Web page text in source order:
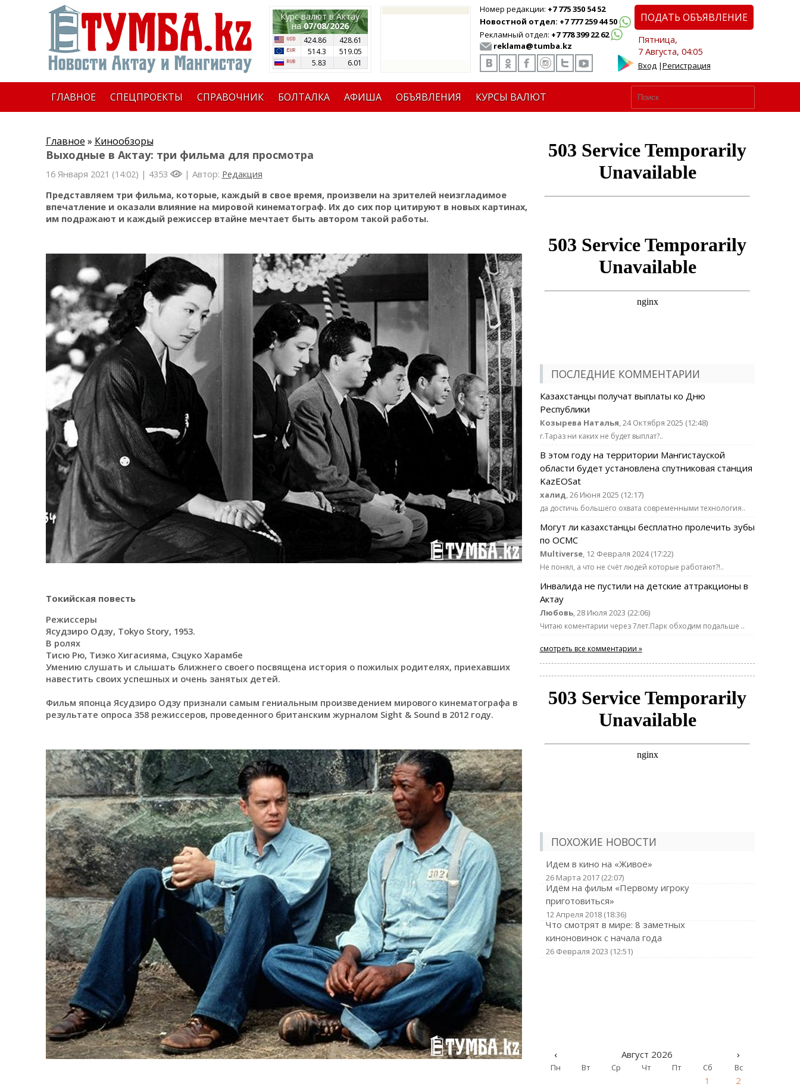
Курс валют в Актау
на07/08/2026
424.86
428.61
514.3
519.05
5.83
6.01
Номер редакции: +7 775 350 54 52
Новостной отдел: +7 777 259 44 50
Рекламный отдел: +7 778 399 22 62
reklama@tumba.kz
ПОДАТЬ ОБЪЯВЛЕНИЕ
Пятница,
7 Августа, 04:05
Вход|Регистрация
ГЛАВНОЕ СПЕЦПРОЕКТЫ СПРАВОЧНИК БОЛТАЛКА АФИША ОБЪЯВЛЕНИЯ КУРСЫ ВАЛЮТ
Главное » Кинообзоры
Выходные в Актау: три фильма для просмотра
16 Января 2021 (14:02) | 4353 | Автор: Редакция
Представляем три фильма, которые, каждый в свое время, произвели на зрителей неизгладимое
впечатление и оказали влияние на мировой кинематограф. Их до сих пор цитируют в новых картинах,
им подражают и каждый режиссер втайне мечтает быть автором такой работы.
Токийская повесть
Режиссеры
Ясудзиро Одзу, Tokyo Story, 1953.
В ролях
Тисю Рю, Тиэко Хигасияма, Сэцуко Харамбе
Умению слушать и слышать ближнего своего посвящена история о пожилых родителях, приехавших
навестить своих успешных и очень занятых детей.
Фильм японца Ясудзиро Одзу признали самым гениальным произведением мирового кинематографа в
результате опроса 358 режиссеров, проведенного британским журналом Sight & Sound в 2012 году.
ПОСЛЕДНИЕ КОММЕНТАРИИ
Казахстанцы получат выплаты ко Дню
Республики
Козырева Наталья, 24 Октября 2025 (12:48)
г.Тараз ни каких не будет выплат?..
В этом году на территории Мангистауской
области будет установлена спутниковая станция
KazEOSat
халид, 26 Июня 2025 (12:17)
да достичь большего охвата современными технология..
Могут ли казахстанцы бесплатно пролечить зубы
по ОСМС
Multiverse, 12 Февраля 2024 (17:22)
Не понял, а что не счёт людей которые работают?!..
Инвалида не пустили на детские аттракционы в
Актау
Любовь, 28 Июля 2023 (22:06)
Читаю коментарии через 7лет.Парк обходим подальше ..
смотреть все комментарии »
ПОХОЖИЕ НОВОСТИ
Идем в кино на «Живое»
26 Марта 2017 (22:07)
Идём на фильм «Первому игроку
приготовиться»
12 Апреля 2018 (18:36)
Что смотрят в мире: 8 заметных
киноновинок с начала года
26 Февраля 2023 (12:51)
‹ Август 2026 ›
Пн Вт Ср Чт Пт Сб Вс
1
2